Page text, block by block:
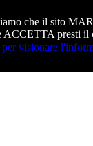
che il sito
presti il
visionare